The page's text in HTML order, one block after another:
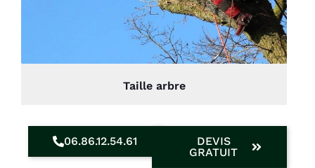
Taille arbre
06.86.12.54.61
DEVIS
GRATUIT